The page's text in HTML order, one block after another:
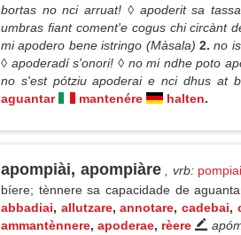
bortas no nci arruat! ◊ apoderit sa
umbras fiant coment'e cogus chi circànt
mi apodero bene istringo (Màsala) 2.no
◊ apoderadí s'onori! ◊ no mi ndhe poto
no s'est pótziu apoderai e nci dhus at
aguantar
mantenére halten.
apompiài, apompiàre , vrb: pompiai
bíere; tènnere sa capacidade de
abbadiai, allutzare,annotare,cadebai,
ammantènnere,apoderae, rèere